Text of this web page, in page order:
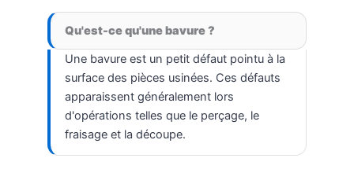
Qu'est-ce qu'une bavure ?
Une bavure est un petit défaut pointu à la
surface des pièces usinées. Ces défauts
apparaissent généralement lors
d'opérations telles que le perçage, le
fraisage et la découpe.